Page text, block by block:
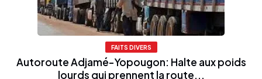
FAITS DIVERS
Autoroute Adjamé-Yopougon: Halte aux poids
lourds qui prennent la route...